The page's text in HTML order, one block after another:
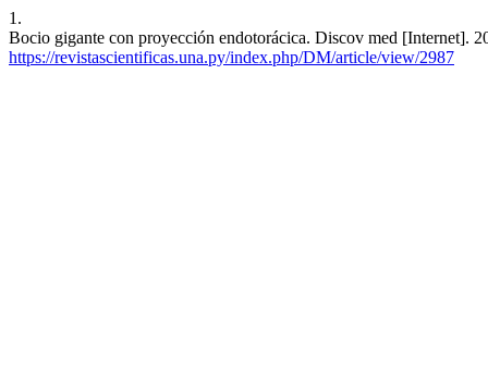
1.
Bocio gigante con proyección endotorácica. Discov med [Internet].
https://revistascientificas.una.py/index.php/DM/article/view/2987